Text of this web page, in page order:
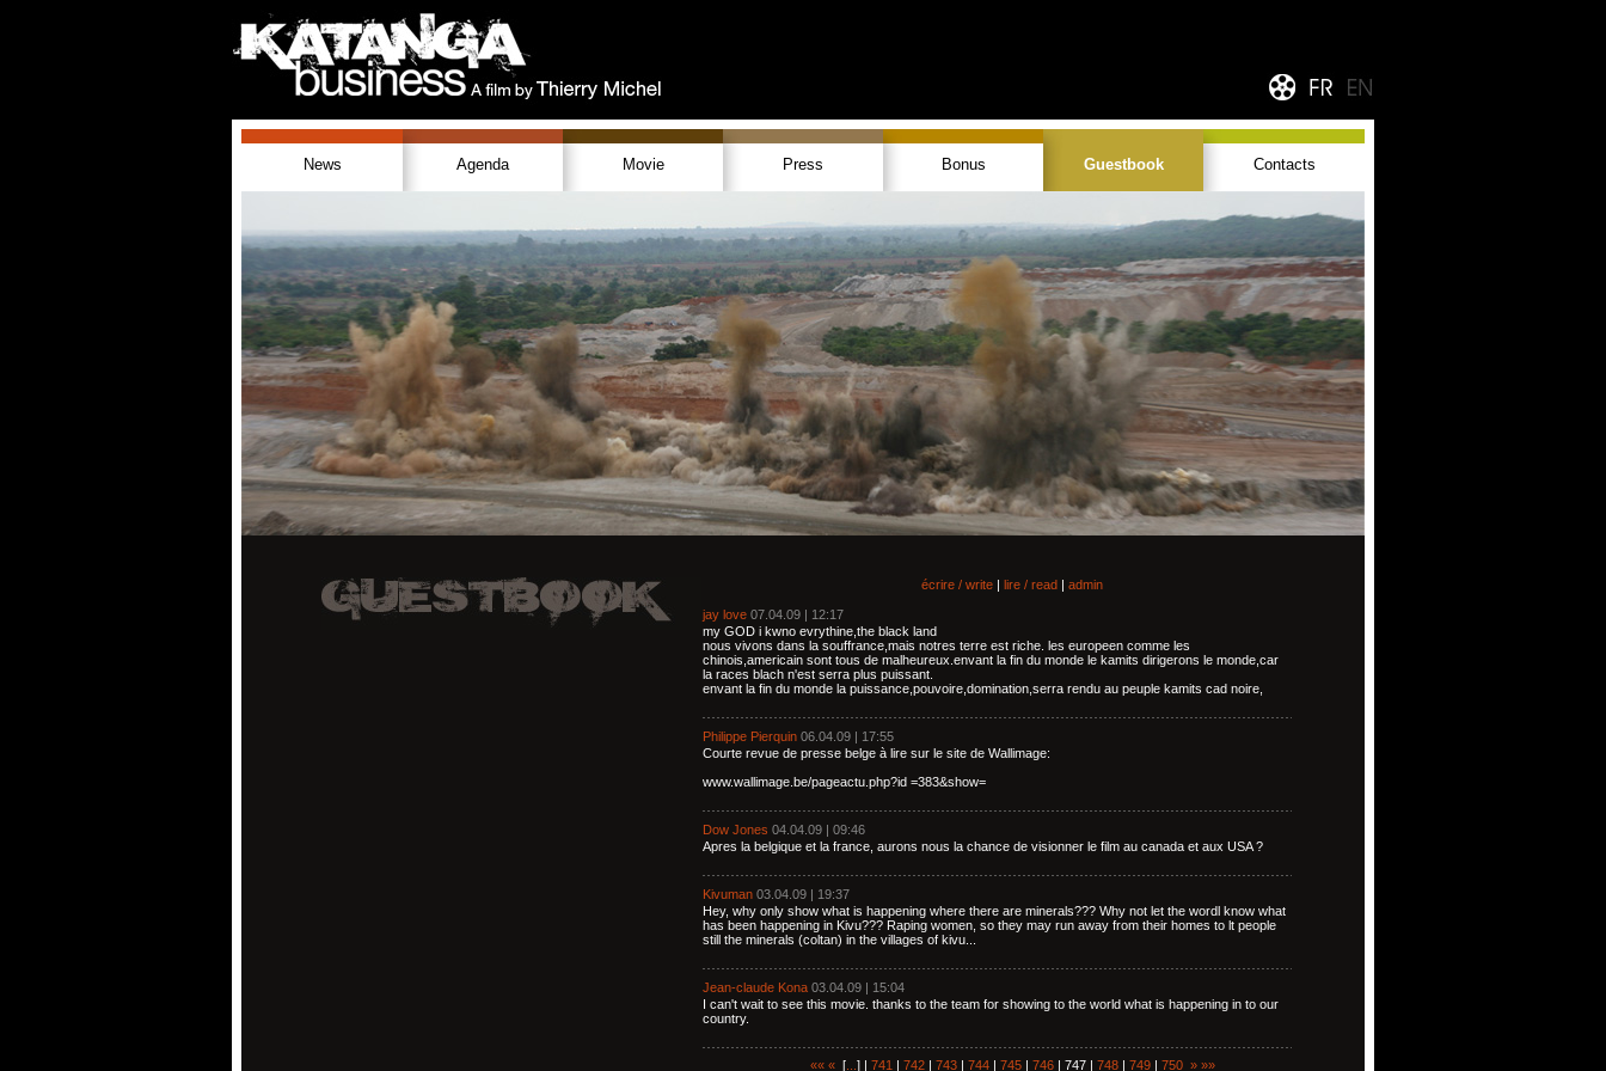
News Agenda Movie Press Bonus Guestbook Contacts
écrire / write | lire / read | admin
jay love 07.04.09 | 12:17
my GOD i kwno evrythine,the black land
nous vivons dans la souffrance,mais notres terre est riche. les europeen comme les
chinois,americain sont tous de malheureux.envant la fin du monde le kamits dirigerons le monde,car
la races blach n'est serra plus puissant.
envant la fin du monde la puissance,pouvoire,domination,serra rendu au peuple kamits cad noire,
Philippe Pierquin 06.04.09 | 17:55
Courte revue de presse belge à lire sur le site de Wallimage:
www.wallimage.be/pageactu.php?id =383&show=
Dow Jones 04.04.09 | 09:46
Apres la belgique et la france, aurons nous la chance de visionner le film au canada et aux USA ?
Kivuman 03.04.09 | 19:37
Hey, why only show what is happening where there are minerals??? Why not let the wordl know what
has been happening in Kivu??? Raping women, so they may run away from their homes to lt people
still the minerals (coltan) in the villages of kivu...
Jean-claude Kona 03.04.09 | 15:04
I can't wait to see this movie. thanks to the team for showing to the world what is happening in to our
country.
«« «[... ] | 741 | 742| 743| 744| 745| 746| 747 | 748| 749| 750 » »»